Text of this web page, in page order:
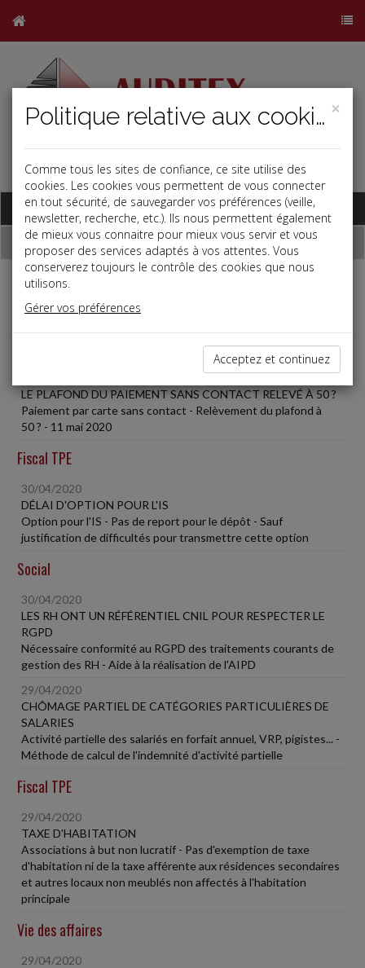
j
Base documentaire
Dépêches
Liste des dernières dépêches
LE PLAFOND DU PAIEMENT SANS CONTACT RELEVÉ À 50 ?
Paiement par carte sans contact - Relèvement du plafond à
50 ? - 11 mai 2020
Fiscal TPE
30/04/2020
DÉLAI D'OPTION POUR L'IS
Option pour l'IS - Pas de report pour le dépôt - Sauf
justification de difficultés pour transmettre cette option
Social
30/04/2020
LES RH ONT UN RÉFÉRENTIEL CNIL POUR RESPECTER LE
RGPD
Nécessaire conformité au RGPD des traitements courants de
gestion des RH - Aide à la réalisation de l'AIPD
29/04/2020
CHÔMAGE PARTIEL DE CATÉGORIES PARTICULIÈRES DE
SALARIES
Activité partielle des salariés en forfait annuel, VRP, pigistes... -
Méthode de calcul de l'indemnité d'activité partielle
Fiscal TPE
29/04/2020
TAXE D'HABITATION
Associations à but non lucratif - Pas d'exemption de taxe
d'habitation ni de la taxe afférente aux résidences secondaires
et autres locaux non meublés non affectés à l'habitation
principale
Vie des affaires
29/04/2020
×
Politique relative aux cookies
Comme tous les sites de confiance, ce site utilise des
cookies. Les cookies vous permettent de vous connecter
en tout sécurité, de sauvegarder vos préférences (veille,
newsletter, recherche, etc.). Ils nous permettent également
de mieux vous connaitre pour mieux vous servir et vous
proposer des services adaptés à vos attentes. Vous
conserverez toujours le contrôle des cookies que nous
utilisons.
Gérer vos préférences
Acceptez et continuez